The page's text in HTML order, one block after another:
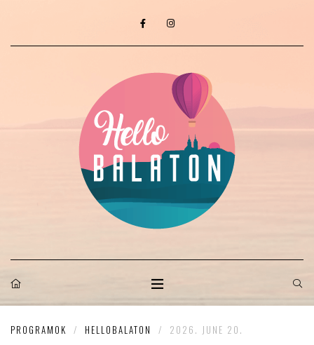
PROGRAMOK / HELLOBALATON / 2026. JUNE 20.